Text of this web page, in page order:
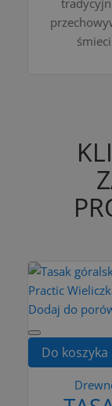
Dodaj do
Do koszyka